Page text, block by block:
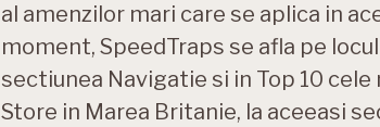
al amenzilor mari care se aplica in
moment, SpeedTraps se afla pe
sectiunea Navigatie si in Top 10
Store in Marea Britanie, la aceeasi